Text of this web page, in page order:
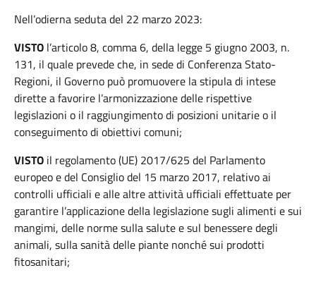
Nell’odierna seduta del 22 marzo 2023:
VISTO l’articolo 8, comma 6, della legge 5 giugno 2003, n.
131, il quale prevede che, in sede di Conferenza Stato-
Regioni, il Governo può promuovere la stipula di intese
dirette a favorire l’armonizzazione delle rispettive
legislazioni o il raggiungimento di posizioni unitarie o il
conseguimento di obiettivi comuni;
VISTO il regolamento (UE) 2017/625 del Parlamento
europeo e del Consiglio del 15 marzo 2017, relativo ai
controlli ufficiali e alle altre attività ufficiali effettuate per
garantire l’applicazione della legislazione sugli alimenti e sui
mangimi, delle norme sulla salute e sul benessere degli
animali, sulla sanità delle piante nonché sui prodotti
fitosanitari;